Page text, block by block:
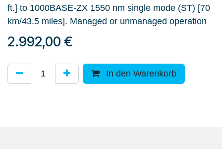
ft.] to 1000BASE-ZX 1550 nm single mode (ST) [70
km/43.5 miles]. Managed or unmanaged operation
2.992,00 €
In den Warenkorb